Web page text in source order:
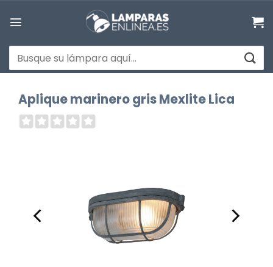
Buscar
por:
Aplique marinero gris Mexlite Lica